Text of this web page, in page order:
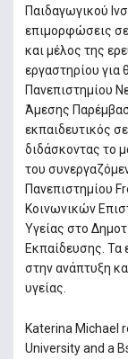
Παιδαγωγικού
επιμορφώσεις σε
και μέλος της
εργαστηρίου για
Πανεπιστημίου
Άμεσης
εκπαιδευτικός
διδάσκοντας το
του
Πανεπιστημίου
Κοινωνικών
Υγείας στο
Εκπαίδευσης. Τα
στην ανάπτυξη
υγείας.
Katerina Michael
University and a